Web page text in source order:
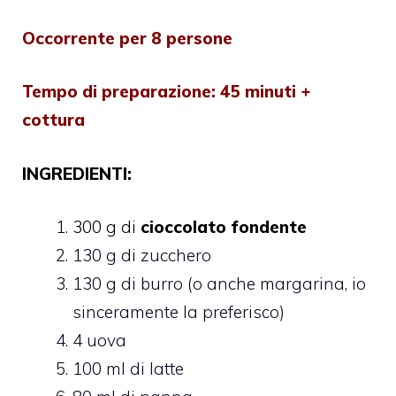
Occorrente per 8 persone
Tempo di preparazione: 45 minuti +
cottura
INGREDIENTI:
300 g di cioccolato fondente
130 g di zucchero
130 g di burro (o anche margarina, io
sinceramente la preferisco)
4 uova
100 ml di latte